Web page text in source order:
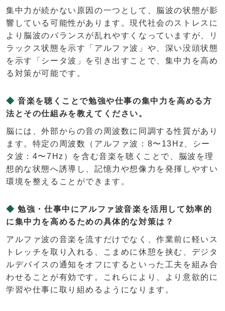
集中力が続かない原因の一つとして、脳波の状態が影
響している可能性があります。現代社会のストレスに
より脳波のバランスが乱れやすくなっていますが、リ
ラックス状態を示す「アルファ波」や、深い没頭状態
を示す「シータ波」を引き出すことで、集中力を高め
る対策が可能です。
音楽を聴くことで勉強や仕事の集中力を高める方
法とその仕組みを教えてください。
脳には、外部からの音の周波数に同調する性質があり
ます。特定の周波数（アルファ波：8〜13Hz、シー
タ波：4〜7Hz）を含む音楽を聴くことで、脳波を理
想的な状態へ誘導し、記憶力や想像力を発揮しやすい
環境を整えることができます。
勉強・仕事中にアルファ波音楽を活用して効率的
に集中力を高めるための具体的な対策は？
アルファ波の音楽を流すだけでなく、作業前に軽いス
トレッチを取り入れる、こまめに休憩を挟む、デジタ
ルデバイスの通知をオフにするといった工夫を組み合
わせることが有効です。これらにより、より意欲的に
学習や仕事に取り組めるようになります。